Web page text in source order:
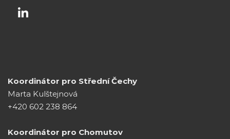
Koordinátor pro Střední Čechy
Marta Kulštejnová
+420 602 238 864
Koordinátor pro Chomutov